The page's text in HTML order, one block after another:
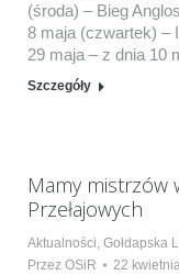
(środa) – Bieg
8 maja (czwartek) –
29 maja – z dnia 10
Szczegóły
Mamy mistrzów
Przełajowych
Aktualności, Gołdapska
Przez OSiR 22